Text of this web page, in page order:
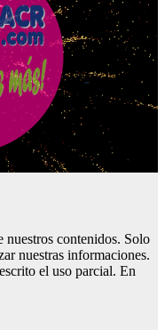
nuestros contenidos. Solo
nuestras informaciones.
el uso parcial. En